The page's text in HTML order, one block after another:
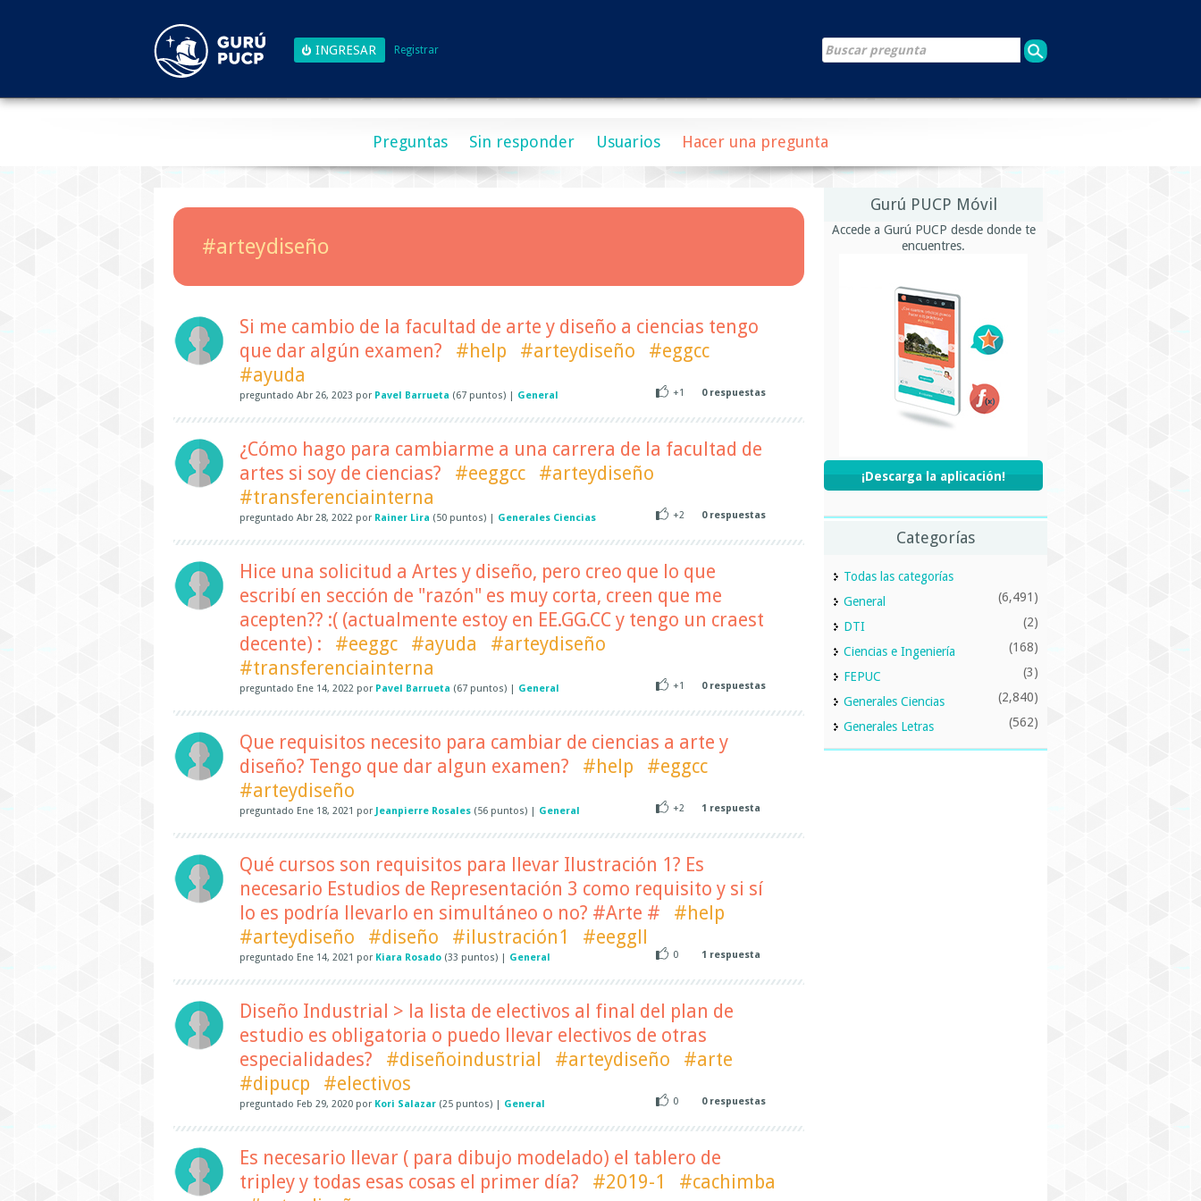
Registrar
Preguntas Sin responder Usuarios Hacer una pregunta
#arteydiseño
Si me cambio de la facultad de arte y diseño a ciencias tengo
que dar algún examen?
#help #arteydiseño
#eggcc
#ayuda
preguntado Abr 26, 2023 por Pavel Barrueta (67 puntos) General +1 0respuestas
¿Cómo hago para cambiarme a una carrera de la facultad de
artes si soy de ciencias?
#eeggcc
#arteydiseño
#transferenciainterna
preguntado Abr 28, 2022 por Rainer Lira (50 puntos) Generales Ciencias +2 0respuestas
Hice una solicitud a Artes y diseño, pero creo que lo que
escribí en sección de "razón" es muy corta, creen que me
acepten?? :( (actualmente estoy en EE.GG.CC y tengo un craest
decente) :
#eeggc #ayuda
#arteydiseño
#transferenciainterna
preguntado Ene 14, 2022 por Pavel Barrueta (67 puntos) General +1 0respuestas
Que requisitos necesito para cambiar de ciencias a arte y
diseño? Tengo que dar algun examen?
#help
#eggcc
#arteydiseño
preguntado Ene 18, 2021 por Jeanpierre Rosales (56 puntos) General +2 1 respuesta
Qué cursos son requisitos para llevar Ilustración 1? Es
necesario Estudios de Representación 3 como requisito y si sí
lo es podría llevarlo en simultáneo o no? #Arte #
#help
#arteydiseño
#diseño #ilustración1 #eeggll
preguntado Ene 14, 2021 por Kiara Rosado (33 puntos) General 0 1 respuesta
Diseño Industrial > la lista de electivos al final del plan de
estudio es obligatoria o puedo llevar electivos de otras
especialidades?
#diseñoindustrial #arteydiseño
#arte
#dipucp
#electivos
preguntado Feb 29, 2020 por Kori Salazar (25 puntos) General 0 0respuestas
Es necesario llevar ( para dibujo modelado) el tablero de
tripley y todas esas cosas el primer día?
#2019-1
#cachimba
Gurú PUCP Móvil
Accede a Gurú PUCP desde donde te
encuentres.
¡Descarga la aplicación!
Categorías
Todas las categorías
General
(6,491)
DTI (2)
Ciencias e Ingeniería (168)
FEPUC (3)
Generales Ciencias (2,840)
Generales Letras (562)